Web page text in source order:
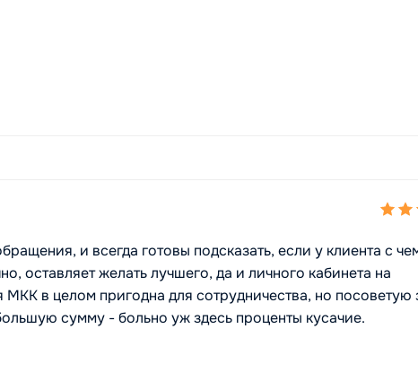
и всегда готовы подсказать, если у клиента с
оставляет желать лучшего, да и личного кабинета на
в целом пригодна для сотрудничества, но посоветую
сумму - больно уж здесь проценты кусачие.